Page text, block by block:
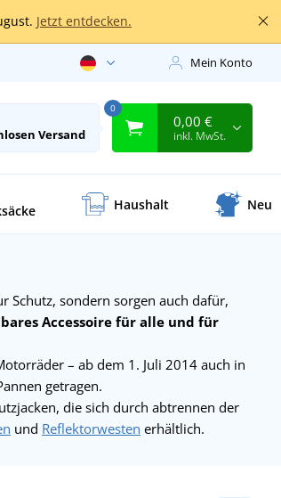
Jetzt entdecken.
Mein Konto
Versand
0
0,00 €
inkl. MwSt.
Haushalt Neu
Schutz, sondern sorgen auch dafür,
Accessoire für alle und für
– ab dem 1. Juli 2014 auch in
getragen.
die sich durch abtrennen der
und Reflektorwesten erhältlich.